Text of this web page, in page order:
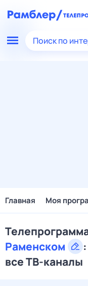
Поиск по
Главная Моя
Раменском
:
все ТВ-каналы